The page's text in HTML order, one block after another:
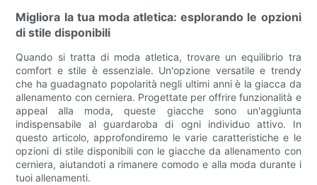
Migliora la tua moda atletica: esplorando le opzioni
di stile disponibili
Quando si tratta di moda atletica, trovare un equilibrio tra
comfort e stile è essenziale. Un'opzione versatile e trendy
che ha guadagnato popolarità negli ultimi anni è la giacca da
allenamento con cerniera. Progettate per offrire funzionalità e
appeal alla moda, queste giacche sono un'aggiunta
indispensabile al guardaroba di ogni individuo attivo. In
questo articolo, approfondiremo le varie caratteristiche e le
opzioni di stile disponibili con le giacche da allenamento con
cerniera, aiutandoti a rimanere comodo e alla moda durante i
tuoi allenamenti.